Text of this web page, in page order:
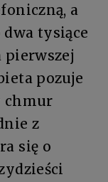
a
tysiące
pierwszej
pozuje
chmur
z
się o